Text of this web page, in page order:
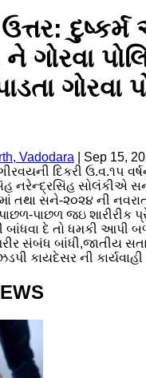
ઉત્તર:
ગોરવા
ગોરવા
Vadodara
Sep 15,
દિકરી ઉ.વ.૧૫
નરેન્દ્રસિંહ સોલંકીએ
તથા સને-૨૦૨૪ ની
પાછળ જઇ શારીરીક
બાંધવા દે તો ધમકી આપી
સંબંધ બાંધી,જાતીય
કાયદેસર ની કાર્યવાહી